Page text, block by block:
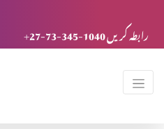
+27-73-345-1040 رابطہ کریں